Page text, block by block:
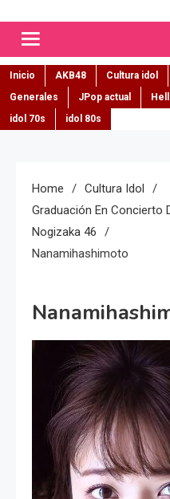
Inicio AKB48 Cultura idol
Generales
JPop actual
idol 70s
idol 80s
Home
Cultura Idol
Graduación En Concierto
Nogizaka 46
Nanamihashimoto